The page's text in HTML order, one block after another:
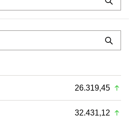
26.319,45
32.431,12